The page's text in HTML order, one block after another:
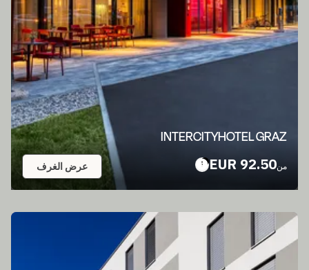
INTERCITYHOTEL GRAZ
من92.50 EUR عرض الغرف